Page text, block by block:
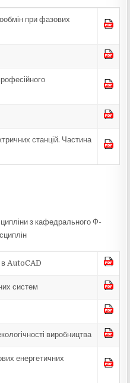
при фазових
станцій. Частина
з кафедрального Ф-
в AutoCAD
систем
виробництва
енергетичних